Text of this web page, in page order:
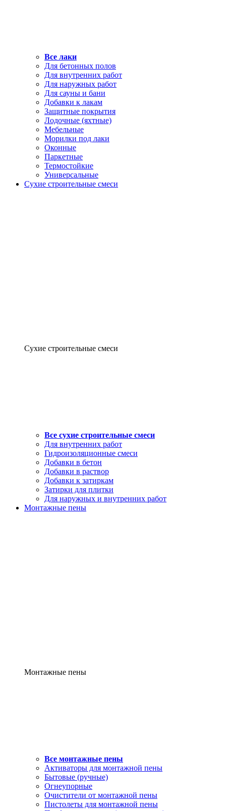
Все лаки
Для бетонных полов
Для внутренних работ
Для наружных работ
Для сауны и бани
Добавки к лакам
Защитные покрытия
Лодочные (яхтные)
Мебельные
Морилки под лаки
Оконные
Паркетные
Термостойкие
Универсальные
Сухие строительные смеси
Сухие строительные смеси
Все сухие строительные смеси
Для внутренних работ
Гидроизоляционные смеси
Добавки в бетон
Добавки в раствор
Добавки к затиркам
Затирки для плитки
Для наружных и внутренних работ
Монтажные пены
Монтажные пены
Все монтажные пены
Активаторы для монтажной пены
Бытовые (ручные)
Огнеупорные
Очистители от монтажной пены
Пистолеты для монтажной пены